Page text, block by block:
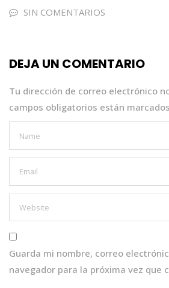
e
o
k
tets
p
e
SIN COMENTARIOS
DEJA UN COMENTARIO
Tu dirección de correo electrónico
campos obligatorios están
Guarda mi nombre, correo
navegador para la próxima vez que